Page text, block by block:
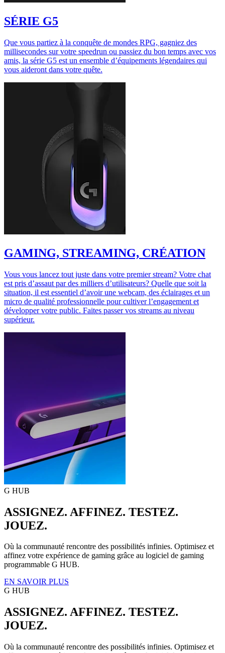
SÉRIE G5
Que vous partiez à la conquête de mondes RPG, gagniez des
millisecondes sur votre speedrun ou passiez du bon temps avec vos
amis, la série G5 est un ensemble d’équipements légendaires qui
vous aideront dans votre quête.
GAMING, STREAMING, CRÉATION
Vous vous lancez tout juste dans votre premier stream? Votre chat
est pris d’assaut par des milliers d’utilisateurs? Quelle que soit la
situation, il est essentiel d’avoir une webcam, des éclairages et un
micro de qualité professionnelle pour cultiver l’engagement et
développer votre public. Faites passer vos streams au niveau
supérieur.
G HUB
ASSIGNEZ. AFFINEZ. TESTEZ.
JOUEZ.
Où la communauté rencontre des possibilités infinies. Optimisez et
affinez votre expérience de gaming grâce au logiciel de gaming
programmable G HUB.
EN SAVOIR PLUS
G HUB
ASSIGNEZ. AFFINEZ. TESTEZ.
JOUEZ.
Où la communauté rencontre des possibilités infinies. Optimisez et